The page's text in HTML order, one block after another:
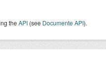
theAPI (see Documente API).